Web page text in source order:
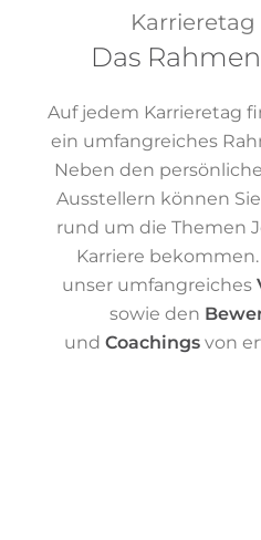
Das
Auf jedem Karrieretag
ein umfangreiches
Neben den
Ausstellern können
rund um die Themen
Karriere
unser umfangreiches
sowie den
und Coachingsvon